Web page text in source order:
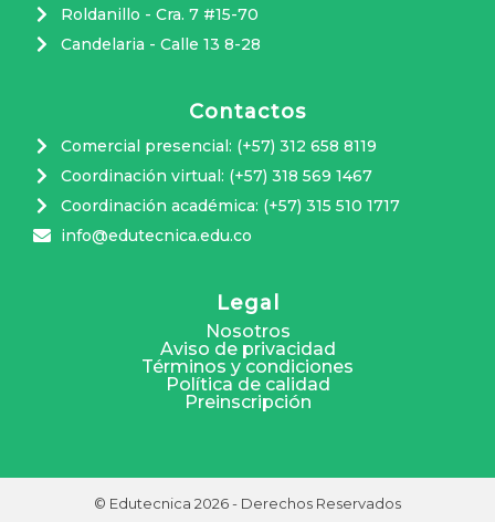
Roldanillo - Cra. 7 #15-70
Candelaria - Calle 13 8-28
Contactos
Comercial presencial: (+57) 312 658 8119
Coordinación virtual: (+57) 318 569 1467
Coordinación académica: (+57) 315 510 1717
info@edutecnica.edu.co
Legal
Nosotros
Aviso de privacidad
Términos y condiciones
Política de calidad
Preinscripción
© Edutecnica 2026 - Derechos Reservados